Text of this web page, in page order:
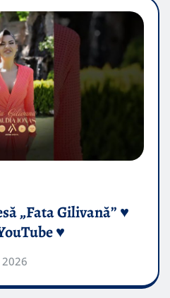
„Fata Gilivană” ♥️
♥️